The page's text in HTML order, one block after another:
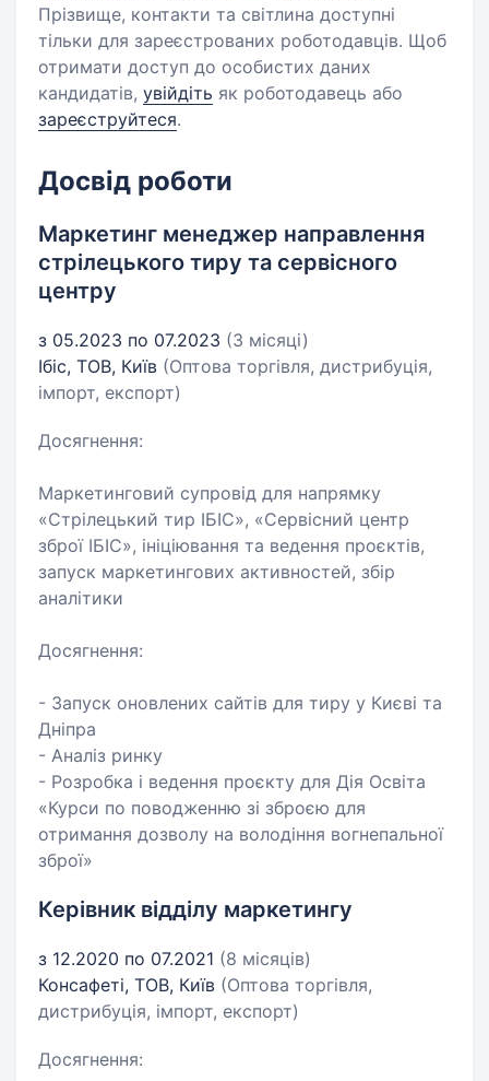
Прізвище, контакти та світлина доступні
тільки для зареєстрованих роботодавців. Щоб
отримати доступ до особистих даних
кандидатів, увійдіть як роботодавець або
зареєструйтеся.
Досвід роботи
Маркетинг менеджер направлення
стрілецького тиру та сервісного
центру
з 05.2023 по 07.2023 (3 місяці)
Ібіс, ТОВ, Київ (Оптова торгівля, дистрибуція,
імпорт, експорт)
Досягнення:
Маркетинговий супровід для напрямку
«Стрілецький тир ІБІС», «Сервісний центр
зброї ІБІС», ініціювання та ведення проєктів,
запуск маркетингових активностей, збір
аналітики
Досягнення:
- Запуск оновлених сайтів для тиру у Києві та
Дніпра
- Аналіз ринку
- Розробка і ведення проєкту для Дія Освіта
«Курси по поводженню зі зброєю для
отримання дозволу на володіння вогнепальної
зброї»
Керівник відділу маркетингу
з 12.2020 по 07.2021 (8 місяців)
Консафеті, ТОВ, Київ (Оптова торгівля,
дистрибуція, імпорт, експорт)
Досягнення: